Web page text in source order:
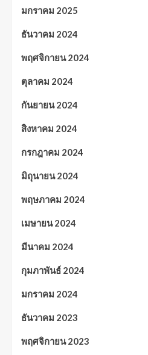
มกราคม 2025
ธันวาคม 2024
พฤศจิกายน 2024
ตุลาคม 2024
กันยายน 2024
สิงหาคม 2024
กรกฎาคม 2024
มิถุนายน 2024
พฤษภาคม 2024
เมษายน 2024
มีนาคม 2024
กุมภาพันธ์ 2024
มกราคม 2024
ธันวาคม 2023
พฤศจิกายน 2023